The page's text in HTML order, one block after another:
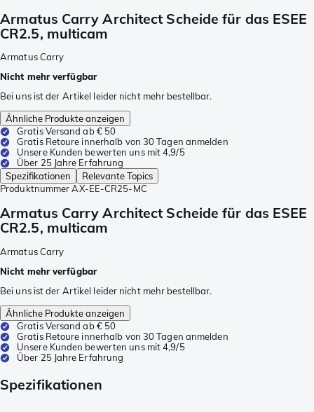
Armatus Carry Architect Scheide für das ESEE
CR2.5, multicam
Armatus Carry
Nicht mehr verfügbar
Bei uns ist der Artikel leider nicht mehr bestellbar.
Ähnliche Produkte anzeigen
Gratis Versand ab € 50
Gratis Retoure innerhalb von 30 Tagen anmelden
Unsere Kunden bewerten uns mit 4,9/5
Über 25 Jahre Erfahrung
Spezifikationen
Relevante Topics
Produktnummer AX-EE-CR25-MC
Armatus Carry Architect Scheide für das ESEE
CR2.5, multicam
Armatus Carry
Nicht mehr verfügbar
Bei uns ist der Artikel leider nicht mehr bestellbar.
Ähnliche Produkte anzeigen
Gratis Versand ab € 50
Gratis Retoure innerhalb von 30 Tagen anmelden
Unsere Kunden bewerten uns mit 4,9/5
Über 25 Jahre Erfahrung
Spezifikationen